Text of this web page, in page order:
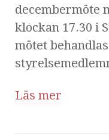
decembermöte
klockan 17.30 i
mötet
Läs mer